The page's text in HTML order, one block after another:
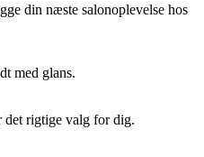
din næste salonoplevelse hos
med glans.
det rigtige valg for dig.